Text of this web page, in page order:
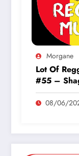
Morgane
Lot Of
#55 –
Tomowok
08/06/